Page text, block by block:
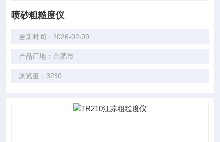
喷砂粗糙度仪
更新时间：2026-02-09
产品厂地：合肥市
浏览量：3230